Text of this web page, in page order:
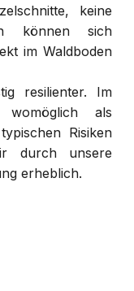
keine
können sich
im Waldboden
resilienter. Im
als
Risiken
durch unsere
erheblich.